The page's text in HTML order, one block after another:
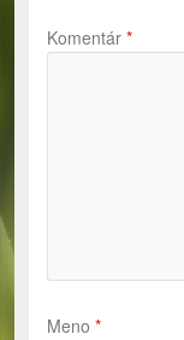
Komentár *
Meno *